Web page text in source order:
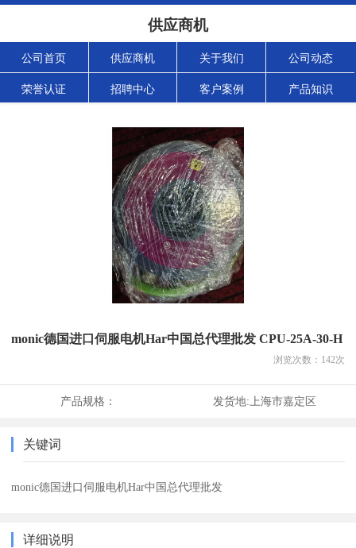
供应商机
公司首页 供应商机 关于我们 公司动态
荣誉认证 招聘中心 客户案例 产品知识
monic德国进口伺服电机Har中国总代理批发 CPU-25A-30-H
浏览次数： 142次
产品规格： 发货地: 上海市嘉定区
关键词
monic德国进口伺服电机Har中国总代理批发
详细说明